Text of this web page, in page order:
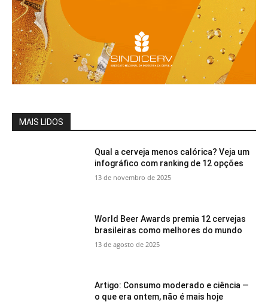
MAIS LIDOS
Qual a cerveja menos calórica? Veja um
infográfico com ranking de 12 opções
13 de novembro de 2025
World Beer Awards premia 12 cervejas
brasileiras como melhores do mundo
13 de agosto de 2025
Artigo: Consumo moderado e ciência —
o que era ontem, não é mais hoje